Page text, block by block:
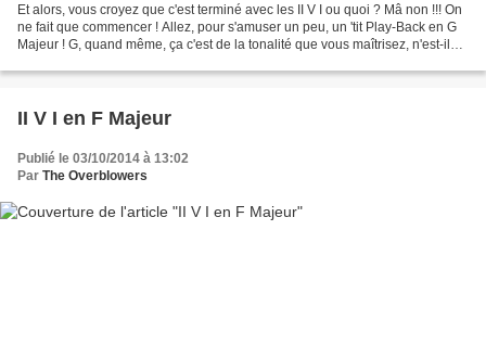
Et alors, vous croyez que c'est terminé avec les II V I ou quoi ? Mâ non !!! On
ne fait que commencer ! Allez, pour s'amuser un peu, un 'tit Play-Back en G
Majeur ! G, quand même, ça c'est de la tonalité que vous maîtrisez, n'est-il
II V I en F Majeur
Publié le 03/10/2014 à 13:02
Par The Overblowers